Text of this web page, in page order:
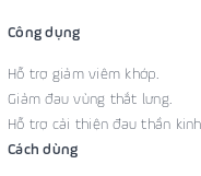
Công dụng
Hỗ trợ giảm viêm khớp.
Giảm đau vùng thắt lưng.
Hỗ trợ cải thiện đau thần
Cách dùng